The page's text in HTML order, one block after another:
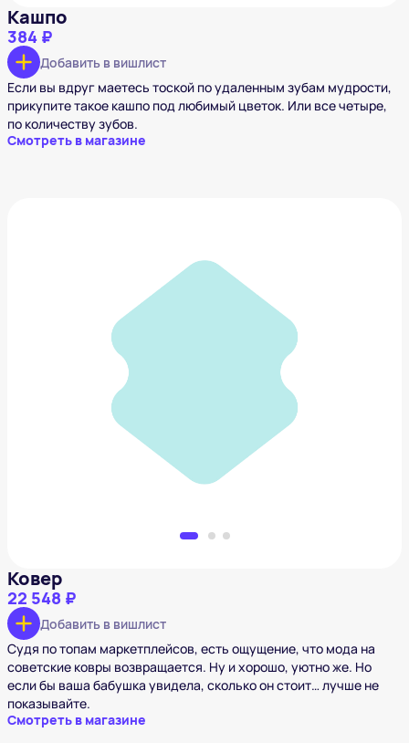
Кашпо
384 ₽
Добавить в вишлист
Если вы вдруг маетесь тоской по удаленным зубам мудрости,
прикупите такое кашпо под любимый цветок. Или все четыре,
по количеству зубов.
Смотреть в магазине
Ковер
22 548 ₽
Добавить в вишлист
Судя по топам маркетплейсов, есть ощущение, что мода на
советские ковры возвращается. Ну и хорошо, уютно же. Но
если бы ваша бабушка увидела, сколько он стоит… лучше не
показывайте.
Смотреть в магазине